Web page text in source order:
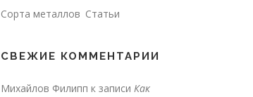
Сорта металлов Статьи
СВЕЖИЕ КОММЕНТАРИИ
Михайлов Филипп к записи Как